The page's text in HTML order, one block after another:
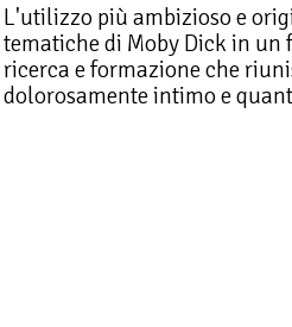
L'utilizzo più ambizioso e
tematiche di Moby Dick in un
ricerca e formazione che
dolorosamente intimo e